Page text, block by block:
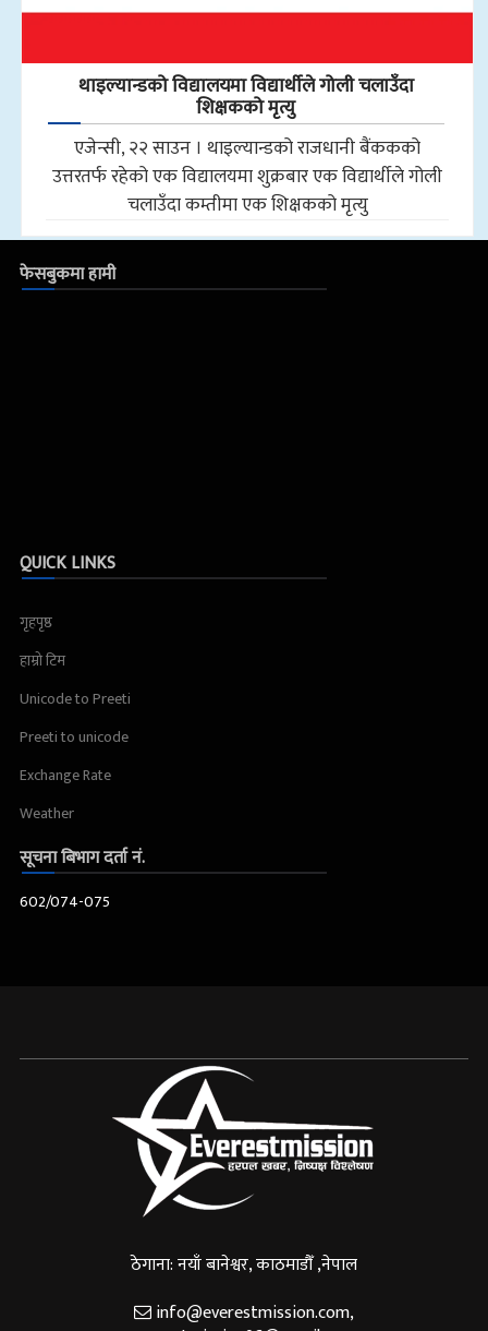
थाइल्यान्डको विद्यालयमा विद्यार्थीले गोली चलाउँदा
शिक्षकको मृत्यु
एजेन्सी, २२ साउन । थाइल्यान्डको राजधानी बैंककको
उत्तरतर्फ रहेको एक विद्यालयमा शुक्रबार एक विद्यार्थीले गोली
चलाउँदा कम्तीमा एक शिक्षकको मृत्यु
फेसबुकमा हामी
QUICK LINKS
गृहपृष्ठ
हाम्रो टिम
Unicode to Preeti
Preeti to unicode
Exchange Rate
Weather
सूचना बिभाग दर्ता नं.
602/074-075
ठेगाना: नयाँ बानेश्वर, काठमाडौँ ,नेपाल
info@everestmission.com,